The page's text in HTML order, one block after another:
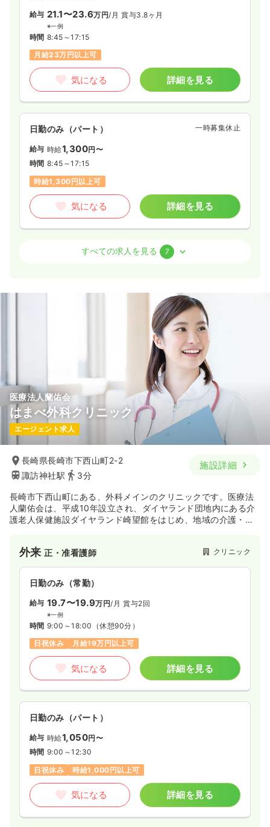
時間 8:30～17:30
オンコールあり
気になる 詳細を見る
時間 8:30～17:30 （休憩60分）
時給1,300円以上可
気になる 詳細を見る
介護・福祉系正・准看護師
第二新卒可
気になる 詳細を見る
給与 21.1〜23.6万円/月 賞与3.8ヶ月
※一例
時間 8:45～17:15
月給23万円以上可
気になる 詳細を見る
日勤のみ（パート） 一時募集休止
給与 時給1,300円〜
時間 8:45～17:15
時給1,300円以上可
気になる 詳細を見る
正・准看護師
賞与3.8ヶ月
気になる 詳細を見る
日勤のみ（パート） 一時募集休止
給与 時給1,300
時間 8:45～17:15
時給1,300円以上可
日勤のみ（常勤）
給与 23.5〜31.0
時間 9:00～18:00
月給31万円以上可
気になる
給与 時給1,300〜1,800
時給1,800円以上可
気になる
介護・福祉系正・准看護師 一般＋療養
すべての求人を見る 7
医療法人蘭佑会
はまべ外科クリニック
エージェント求人
長崎県長崎市下西山町2-2
諏訪神社駅
3分
施設詳細
長崎市下西山町にある、外科メインのクリニックです。医療法
人蘭佑会は、平成10年設立され、ダイヤランド団地内にある介
護老人保健施設ダイヤランド崎望館をはじめ、地域の介護・福
外来正・准看護師 クリニック
日勤のみ（常勤）
給与 19.7〜19.9万円/月 賞与2回
※一例
時間 9:00～18:00 （休憩90分）
日祝休み
月給19万円以上可
気になる 詳細を見る
日勤のみ（パート）
給与 時給1,050円〜
時間 9:00～12:30
日祝休み
時給1,000円以上可
気になる 詳細を見る